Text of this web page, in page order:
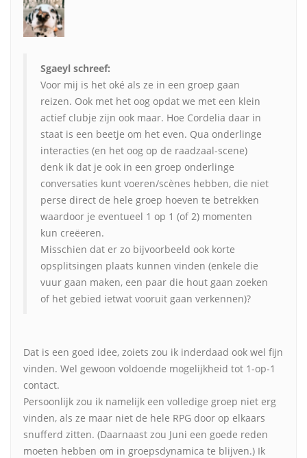
Sgaeyl schreef:
Voor mij is het oké als ze in een groep gaan
reizen. Ook met het oog opdat we met een klein
actief clubje zijn ook maar. Hoe Cordelia daar in
staat is een beetje om het even. Qua onderlinge
interacties (en het oog op de raadzaal-scene)
denk ik dat je ook in een groep onderlinge
conversaties kunt voeren/scènes hebben, die niet
perse direct de hele groep hoeven te betrekken
waardoor je eventueel 1 op 1 (of 2) momenten
kun creëeren.
Misschien dat er zo bijvoorbeeld ook korte
opsplitsingen plaats kunnen vinden (enkele die
vuur gaan maken, een paar die hout gaan zoeken
of het gebied ietwat vooruit gaan verkennen)?
Dat is een goed idee, zoiets zou ik inderdaad ook wel fijn
vinden. Wel gewoon voldoende mogelijkheid tot 1-op-1
contact.
Persoonlijk zou ik namelijk een volledige groep niet erg
vinden, als ze maar niet de hele RPG door op elkaars
snufferd zitten. (Daarnaast zou Juni een goede reden
moeten hebben om in groepsdynamica te blijven.) Ik